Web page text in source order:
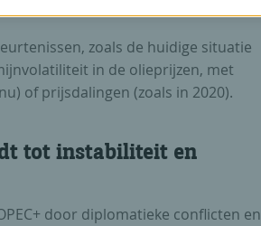
zoals de huidige situatie
in de olieprijzen, met
of prijsdalingen (zoals in 2020).
tot instabiliteit en
door diplomatieke conflicten en